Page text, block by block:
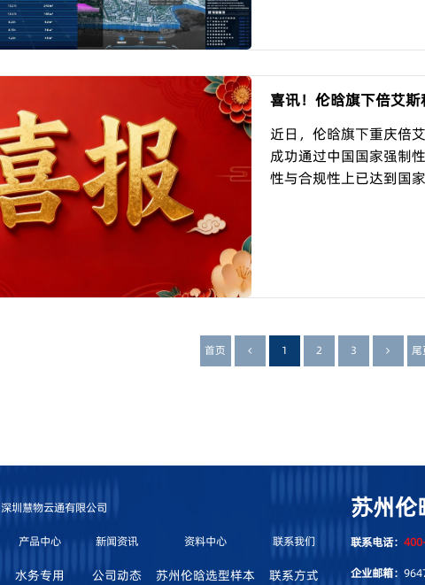
喜讯！伦晗旗下倍艾
近日，伦晗旗下重庆倍
成功通过中国国家强制
性与合规性上已达到国
首页 1 2 3 尾
深圳慧物云通有限公司
产品中心
水务专用
新闻资讯
公司动态
资料中心
苏州伦晗选型样本
联系我们
联系方式
苏州伦
联系电话：
企业邮箱：